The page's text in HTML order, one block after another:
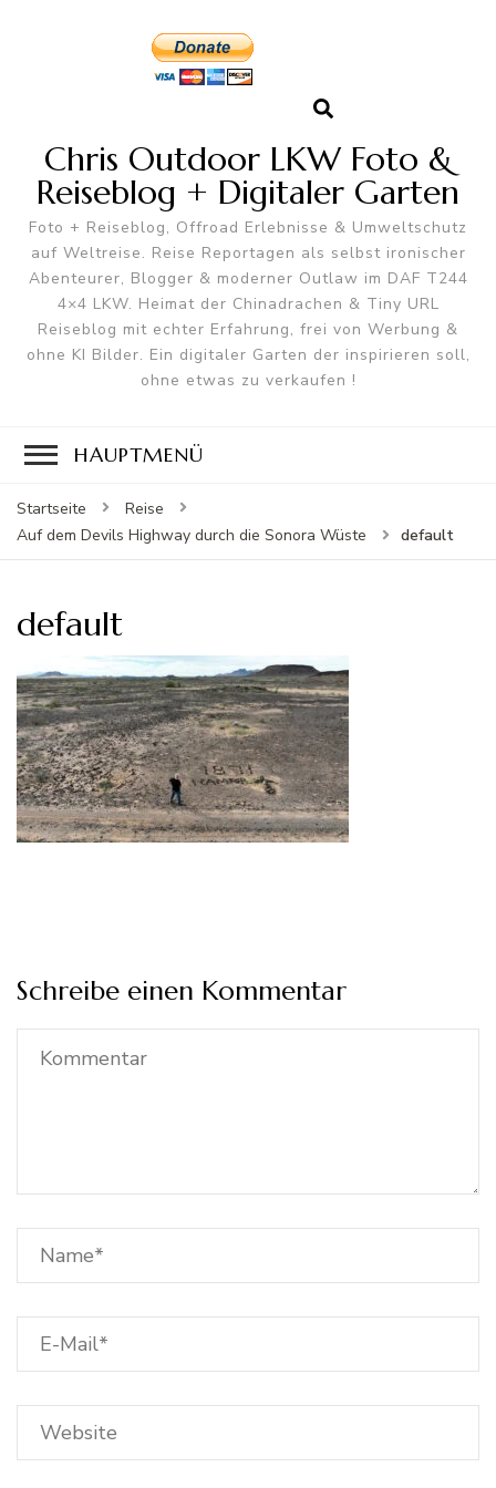
Chris Outdoor LKW Foto &
Reiseblog + Digitaler Garten
Foto + Reiseblog, Offroad Erlebnisse & Umweltschutz
auf Weltreise. Reise Reportagen als selbst ironischer
Abenteurer, Blogger & moderner Outlaw im DAF T244
4×4 LKW. Heimat der Chinadrachen & Tiny URL
Reiseblog mit echter Erfahrung, frei von Werbung &
ohne KI Bilder. Ein digitaler Garten der inspirieren soll,
ohne etwas zu verkaufen !
HAUPTMENÜ
Startseite
Reise
Auf dem Devils Highway durch die Sonora Wüste
default
default
Schreibe einen Kommentar